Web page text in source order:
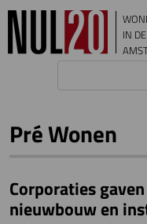
Overslaan en naar de inhoud
IN
Pré Wonen
Corporaties
nieuwbouw en